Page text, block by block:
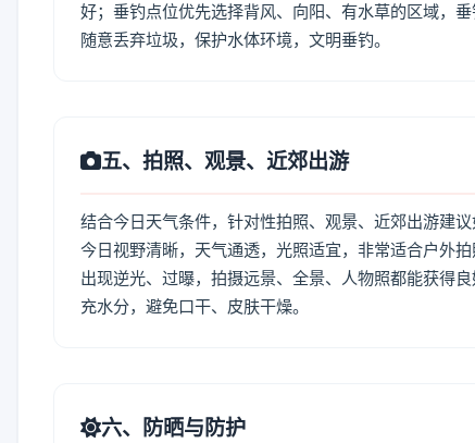
好；垂钓点位优先选择背风、向阳、有水草的区域，
随意丢弃垃圾，保护水体环境，文明垂钓。
五、拍照、观景、近郊出游
结合今日天气条件，针对性拍照、观景、近郊出游建议
今日视野清晰，天气通透，光照适宜，非常适合户外
出现逆光、过曝，拍摄远景、全景、人物照都能获得
充水分，避免口干、皮肤干燥。
六、防晒与防护